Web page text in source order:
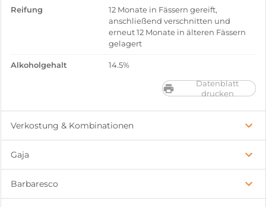
Reifung
12 Monate in Fässern gereift,
anschließend verschnitten und
erneut 12 Monate in älteren Fässern
gelagert
Alkoholgehalt 14.5%
Datenblatt
drucken
Verkostung & Kombinationen
Gaja
Barbaresco